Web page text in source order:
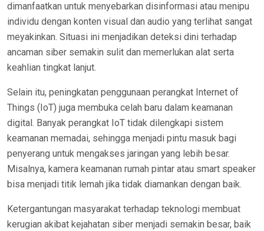
dimanfaatkan untuk menyebarkan disinformasi atau menipu
individu dengan konten visual dan audio yang terlihat sangat
meyakinkan. Situasi ini menjadikan deteksi dini terhadap
ancaman siber semakin sulit dan memerlukan alat serta
keahlian tingkat lanjut.
Selain itu, peningkatan penggunaan perangkat Internet of
Things (IoT) juga membuka celah baru dalam keamanan
digital. Banyak perangkat IoT tidak dilengkapi sistem
keamanan memadai, sehingga menjadi pintu masuk bagi
penyerang untuk mengakses jaringan yang lebih besar.
Misalnya, kamera keamanan rumah pintar atau smart speaker
bisa menjadi titik lemah jika tidak diamankan dengan baik.
Ketergantungan masyarakat terhadap teknologi membuat
kerugian akibat kejahatan siber menjadi semakin besar, baik